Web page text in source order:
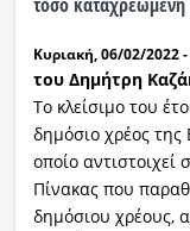
Κυριακή, 06/02/2022 -
του Δημήτρη
Το κλείσιμο του
δημόσιο χρέος της
οποίο
Πίνακας που
δημόσιου χρέους,